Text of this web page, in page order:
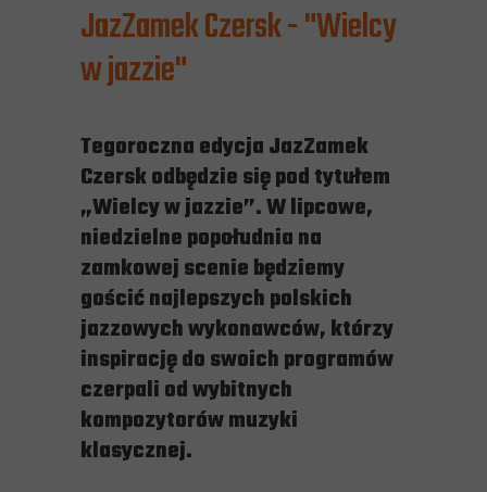
JazZamek Czersk - "Wielcy
w jazzie"
Tegoroczna edycja JazZamek
Czersk odbędzie się pod tytułem
„Wielcy w jazzie”. W lipcowe,
niedzielne popołudnia na
zamkowej scenie będziemy
gościć najlepszych polskich
jazzowych wykonawców, którzy
inspirację do swoich programów
czerpali od wybitnych
kompozytorów muzyki
klasycznej.